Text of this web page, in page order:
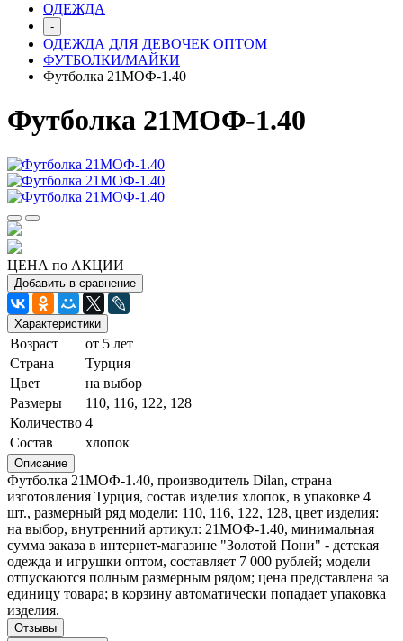
ОДЕЖДА
-
ОДЕЖДА ДЛЯ ДЕВОЧЕК ОПТОМ
ФУТБОЛКИ/МАЙКИ
Футболка 21МОФ-1.40
Футболка 21МОФ-1.40
ЦЕНА по АКЦИИ
Добавить в сравнение
Характеристики
Возраст
от 5 лет
Страна
Турция
Цвет
на выбор
Размеры
110, 116, 122, 128
Количество 4
Состав
хлопок
Описание
Футболка 21МОФ-1.40, производитель Dilan, страна
изготовления Турция, состав изделия хлопок, в упаковке 4
шт., размерный ряд модели: 110, 116, 122, 128, цвет изделия:
на выбор, внутренний артикул: 21МОФ-1.40, минимальная
сумма заказа в интернет-магазине "Золотой Пони" - детская
одежда и игрушки оптом, составляет 7 000 рублей; модели
отпускаются полным размерным рядом; цена представлена за
единицу товара; в корзину автоматически попадает упаковка
изделия.
Отзывы